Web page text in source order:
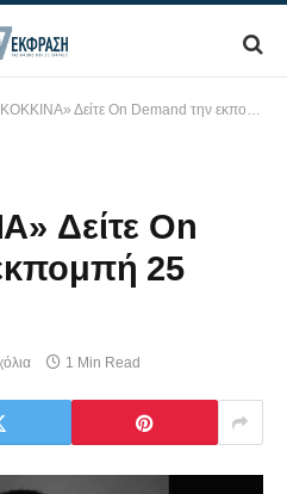
Δείτε On Demand την εκπομπή 25 Ιουνίου 2026
Δείτε On
25
1 Min Read